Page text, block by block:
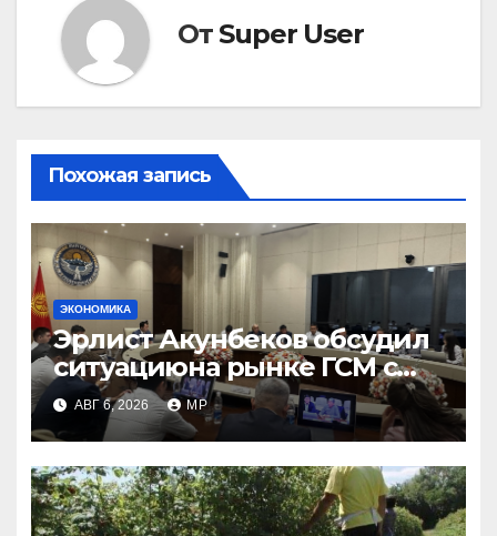
От Super User
Похожая запись
ЭКОНОМИКА
Эрлист Акунбеков обсудил
ситуациюна рынке ГСМ с
топливными компаниями
АВГ 6, 2026 MP